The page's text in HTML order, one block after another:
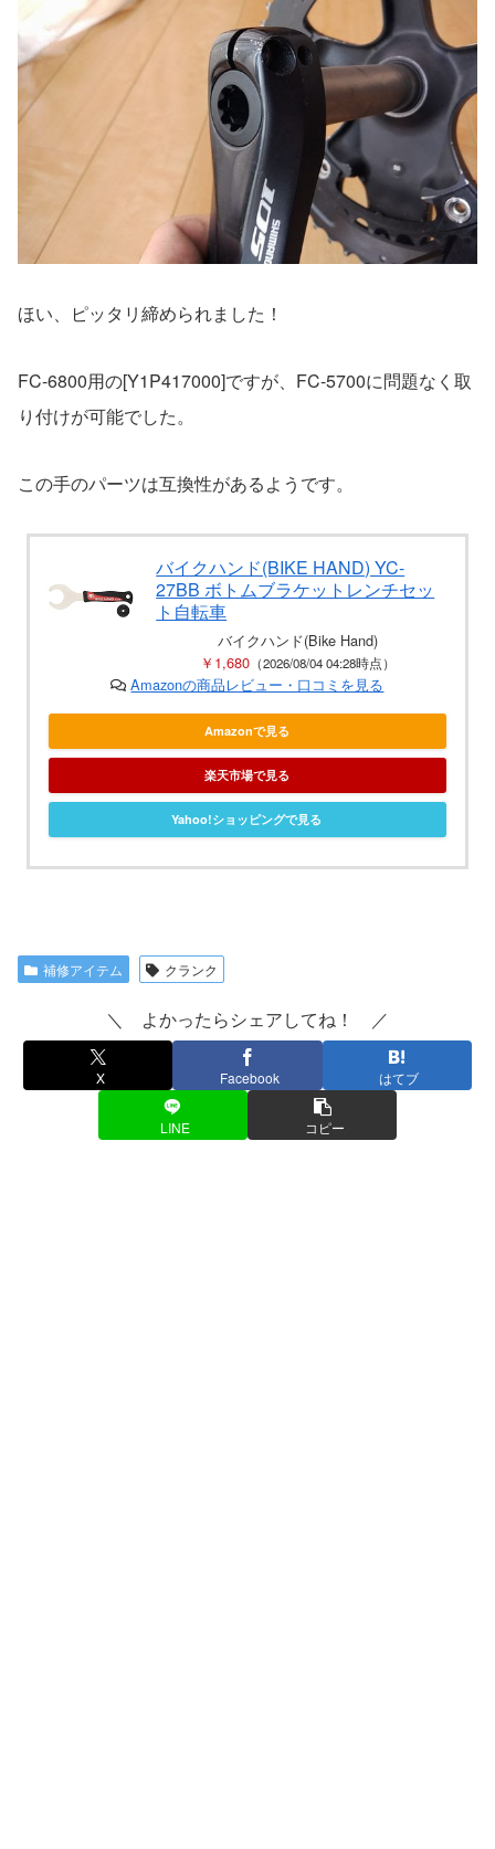
ほい、ピッタリ締められました！
FC-6800用の[Y1P417000]ですが、FC-5700に問題なく取
り付けが可能でした。
この手のパーツは互換性があるようです。
バイクハンド(BIKE HAND) YC-
27BB ボトムブラケットレンチセッ
ト自転車
バイクハンド(Bike Hand)
￥1,680（2026/08/04 04:28時点）
Amazonの商品レビュー・口コミを見る
Amazonで見る
楽天市場で見る
Yahoo!ショッピングで見る
補修アイテム クランク
＼ よかったらシェアしてね！ ／
X Facebook はてブ
LINE コピー